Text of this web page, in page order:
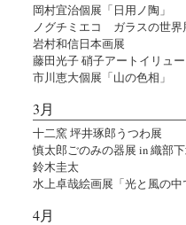
岡村宜治個展「日用ノ陶」
ノグチミエコ ガラスの世界
岩村和信日本画展
藤田光子 硝子アートイリュ
市川恵大個展「山の色相」
3月
十二窯 坪井琢郎うつわ展
慎太郎ごのみの器展 in 織部
鈴木圭太
水上卓哉絵画展「光と風の中
4月